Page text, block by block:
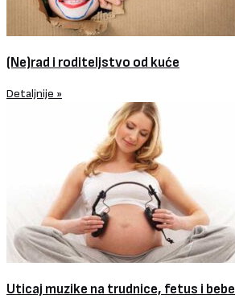
(Ne)rad i roditeljstvo od kuće
Detaljnije »
Uticaj muzike na trudnice, fetus i bebe